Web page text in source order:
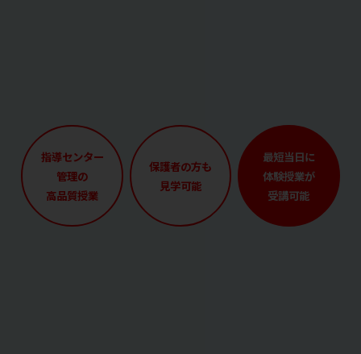
指導センター
管理の
高品質授業
保護者の方も
見学可能
最短当日に
体験授業が
受講可能